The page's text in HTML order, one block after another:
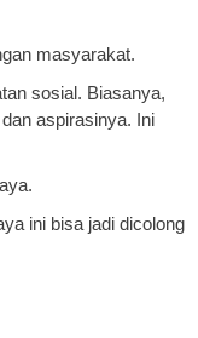
masyarakat.
sosial. Biasanya,
aspirasinya. Ini
ini bisa jadi dicolong